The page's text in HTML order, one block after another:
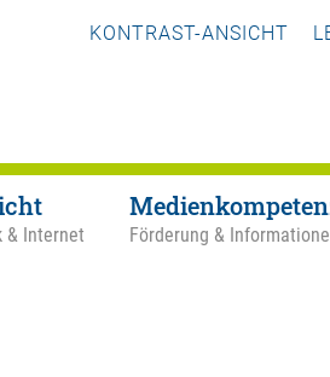
KONTRAST-ANSICHT
& Internet Förderung &